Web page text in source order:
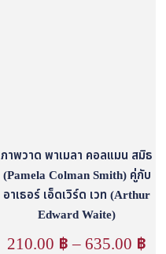
ภาพวาด พาเมลา คอลแมน สมิธ
(Pamela Colman Smith) คู่กับ
อาเธอร์ เอ็ดเวิร์ด เวท (Arthur
Edward Waite)
210.00 ฿–635.00 ฿